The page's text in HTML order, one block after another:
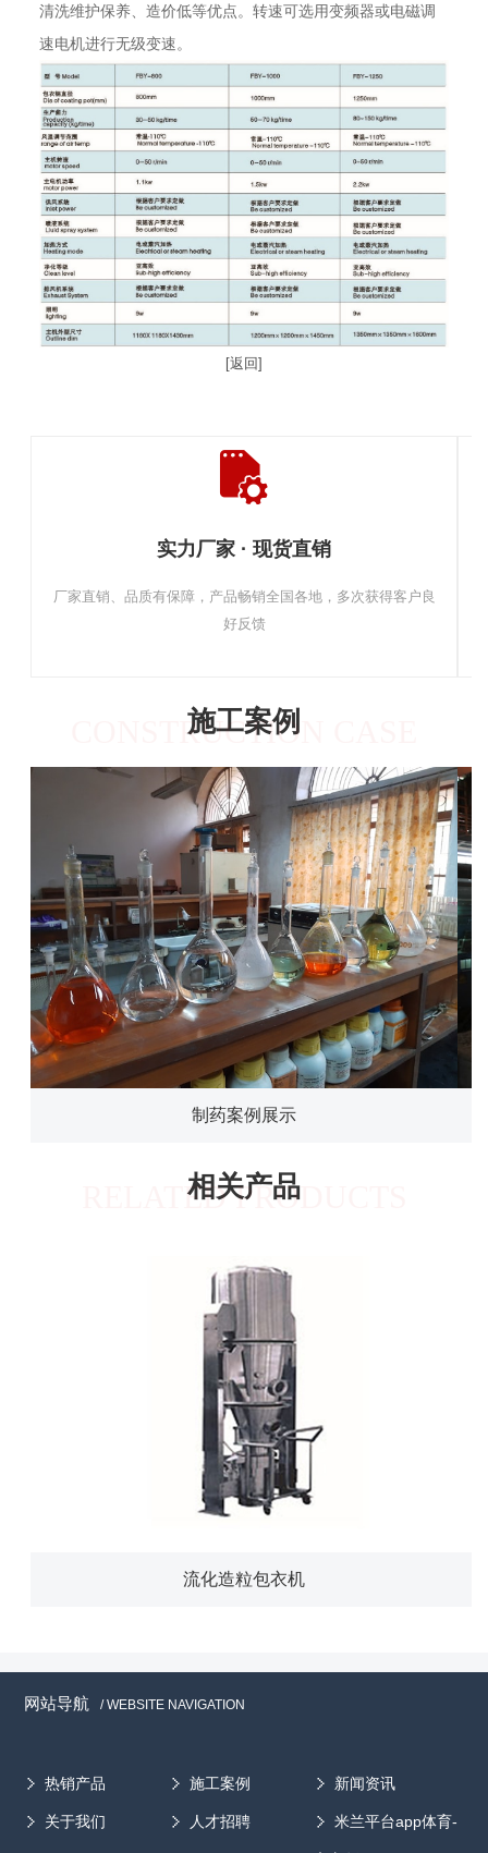
清洗维护保养、造价低等优点。转速可选用变频器或电磁调
速电机进行无级变速。
[返回]
实力厂家 · 现货直销
厂家直销、品质有保障，产品畅销全国各地，多次获得客户良
好反馈
施工案例
CONSTRUCTION CASE
制药案例展示
相关产品
RELATED PRODUCTS
流化造粒包衣机
网站导航 / WEBSITE NAVIGATION
热销产品 施工案例 新闻资讯
关于我们 人才招聘 米兰平台app体育-